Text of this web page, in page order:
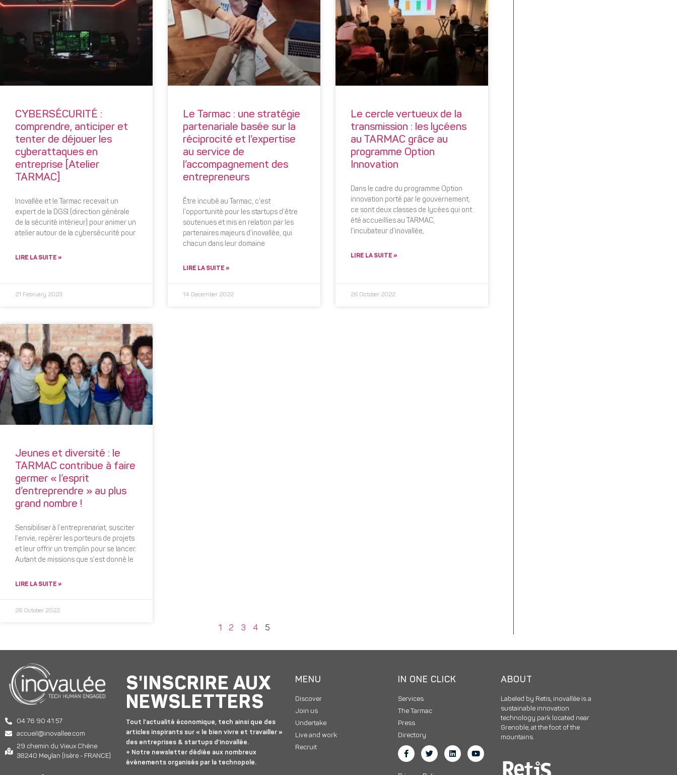
CYBERSÉCURITÉ :
comprendre, anticiper et
tenter de déjouer les
cyberattaques en
entreprise [Atelier
TARMAC]
Inovallée et le Tarmac recevait un
expert de la DGSI (direction générale
de la sécurité intérieur) pour animer un
atelier autour de la cybersécurité pour
LIRE LA SUITE »
21 February 2023
Le Tarmac : une stratégie
partenariale basée sur la
réciprocité et l’expertise
au service de
l’accompagnement des
entrepreneurs
Être incubé au Tarmac, c’est
l’opportunité pour les startups d’être
soutenues et mis en relation par les
partenaires majeurs d’inovallée, qui
chacun dans leur domaine
LIRE LA SUITE »
14 December 2022
Le cercle vertueux de la
transmission : les lycéens
au TARMAC grâce au
programme Option
Innovation
Dans le cadre du programme Option
innovation porté par le gouvernement,
ce sont deux classes de lycées qui ont
été accueillies au TARMAC,
l’incubateur d’inovallée,
LIRE LA SUITE »
26 October 2022
Jeunes et diversité : le
TARMAC contribue à faire
germer « l’esprit
d’entreprendre » au plus
grand nombre !
Sensibiliser à l’entreprenariat, susciter
l’envie, repérer les porteurs de projets
et leur offrir un tremplin pour se lancer.
Autant de missions que s’est donné le
LIRE LA SUITE »
26 October 2022
1 2 3 4 5
04 76 90 41 57
accueil@inovallee.com
29 chemin du Vieux Chêne
38240 Meylan (Isère - FRANCE)
S'INSCRIRE AUX
NEWSLETTERS
Tout l’actualité économique, tech ainsi que des
articles inspirants sur « le bien vivre et travailler »
des entreprises & startups d’inovallée.
+ Notre newsletter dédiée aux nombreux
événements organisés par la technopole.
MENU
Discover
Join us
Undertake
Live and work
Recruit
IN ONE CLICK
Services
The Tarmac
Press
Directory
ABOUT
Labeled by Retis, inovallée is a
sustainable innovation
technology park located near
Grenoble, at the foot of the
mountains.